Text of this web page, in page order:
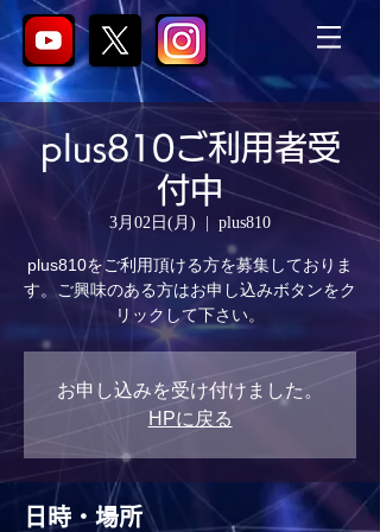
plus810ご利用者受
付中
3月02日(月) plus810
plus810をご利用頂ける方を募集しておりま
す。ご興味のある方はお申し込みボタンをク
リックして下さい。
お申し込みを受け付けました。
HPに戻る
日時・場所